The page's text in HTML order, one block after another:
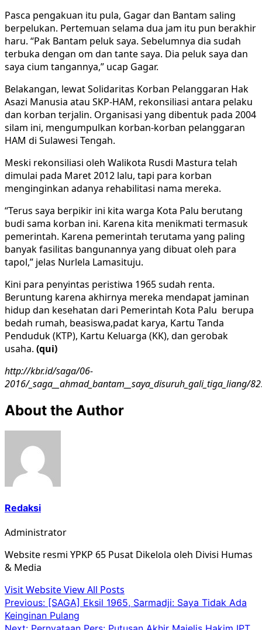
Pasca pengakuan itu pula, Gagar dan Bantam saling
berpelukan. Pertemuan selama dua jam itu pun berakhir
haru. “Pak Bantam peluk saya. Sebelumnya dia sudah
terbuka dengan om dan tante saya. Dia peluk saya dan
saya cium tangannya,” ucap Gagar.
Belakangan, lewat Solidaritas Korban Pelanggaran Hak
Asazi Manusia atau SKP-HAM, rekonsiliasi antara pelaku
dan korban terjalin. Organisasi yang dibentuk pada 2004
silam ini, mengumpulkan korban-korban pelanggaran
HAM di Sulawesi Tengah.
Meski rekonsiliasi oleh Walikota Rusdi Mastura telah
dimulai pada Maret 2012 lalu, tapi para korban
menginginkan adanya rehabilitasi nama mereka.
“Terus saya berpikir ini kita warga Kota Palu berutang
budi sama korban ini. Karena kita menikmati termasuk
pemerintah. Karena pemerintah terutama yang paling
banyak fasilitas bangunannya yang dibuat oleh para
tapol,” jelas Nurlela Lamasituju.
Kini para penyintas peristiwa 1965 sudah renta.
Beruntung karena akhirnya mereka mendapat jaminan
hidup dan kesehatan dari Pemerintah Kota Palu berupa
bedah rumah, beasiswa,padat karya, Kartu Tanda
Penduduk (KTP), Kartu Keluarga (KK), dan gerobak
usaha. (qui)
http://kbr.id/saga/06-
2016/_saga__ahmad_bantam__saya_disuruh_gali_tiga_liang/
About the Author
Redaksi
Administrator
Website resmi YPKP 65 Pusat Dikelola oleh Divisi Humas
& Media
Visit WebsiteView All Posts
Post
navigation
Previous: [SAGA] Eksil 1965, Sarmadji: Saya Tidak Ada
Keinginan Pulang